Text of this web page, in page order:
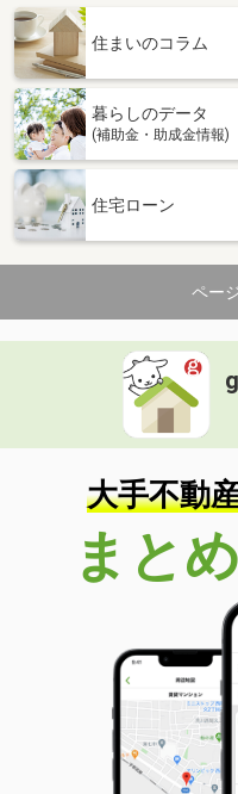
住まいのコラム
暮らしのデータ
(補助金・助成金情報)
住宅ローン
ペー
大手不動
まと